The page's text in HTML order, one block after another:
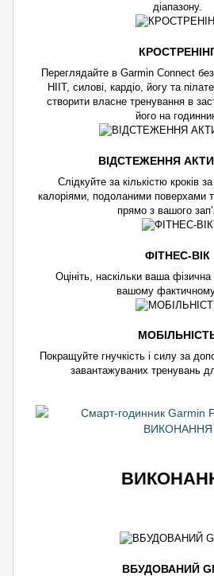
діапазону.
Переглядайте в Garmin Connect
HIIT, силові, кардіо, йогу та
створити власне тренування в
його на
ВІДСТЕЖЕННЯ
Слідкуйте за кількістю кроків
калоріями, подоланими поверхами
прямо з вашого
ФІТНЕС-ВІК
Оцініть, наскільки ваша
вашому фактичному
Покращуйте гнучкість і силу за
завантажуваних тренувань
ВБУДОВАНИЙ